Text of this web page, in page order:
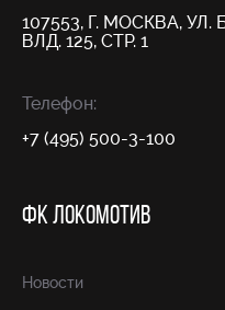
107553, Г. МОСКВА,
ВЛД. 125, СТР. 1
Телефон:
+7 (495) 500-3-100
ФК ЛОКОМОТИВ
Новости